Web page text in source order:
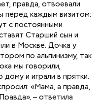
правда, отвоевали
перед каждым визитом:
с постоянными
Старший сын и
в Москве. Дочка у
по альпинизму, так
мы говорили,
дому и играли в прятки.
«Мама, а правда,
– ответила